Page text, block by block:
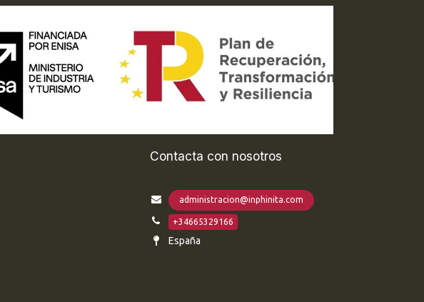
Contacta con nosotros
administracion@inphinita.com
+34665329166
España